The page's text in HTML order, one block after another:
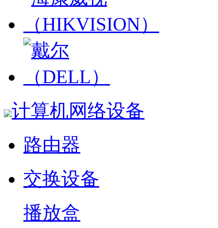
计算机网络设备
路由器
交换设备
播放盒